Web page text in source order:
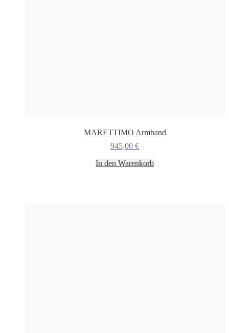
MARETTIMO Armband
945,00 €
In den Warenkorb